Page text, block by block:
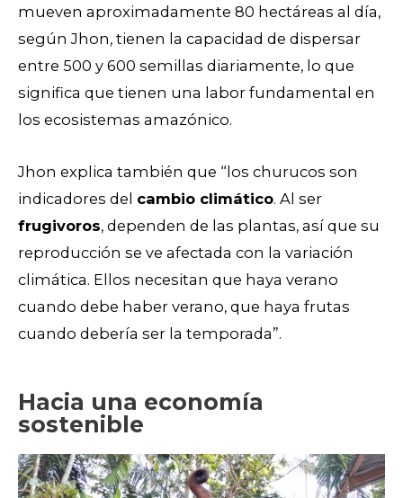
mueven aproximadamente 80 hectáreas al día,
según Jhon, tienen la capacidad de dispersar
entre 500 y 600 semillas diariamente, lo que
significa que tienen una labor fundamental en
los ecosistemas amazónico.
Jhon explica también que “los churucos son
indicadores del cambio climático. Al ser
frugivoros, dependen de las plantas, así que su
reproducción se ve afectada con la variación
climática. Ellos necesitan que haya verano
cuando debe haber verano, que haya frutas
cuando debería ser la temporada”.
Hacia una economía
sostenible